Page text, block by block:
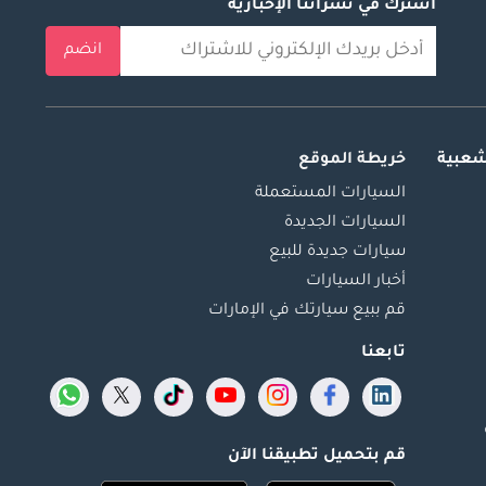
اشترك في نشراتنا الإخبارية
انضم
خريطة الموقع
السيارات المستعملة
السيارات الجديدة
سيارات جديدة للبيع
أخبار السيارات
قم ببيع سيارتك في الإمارات
تابعنا
قم بتحميل تطبيقنا الآن